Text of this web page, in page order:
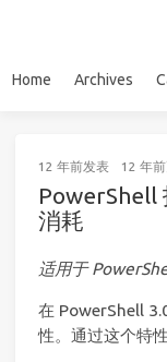
Home Archives
12 年前发表 12 年前
PowerShell
消耗
适用于
在 PowerShell
性。通过这个特